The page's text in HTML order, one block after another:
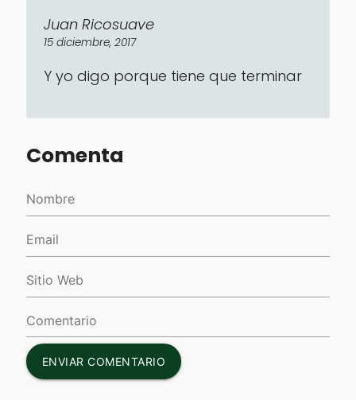
Juan Ricosuave
15 diciembre, 2017
Y yo digo porque tiene que terminar
Comenta
ENVIAR COMENTARIO